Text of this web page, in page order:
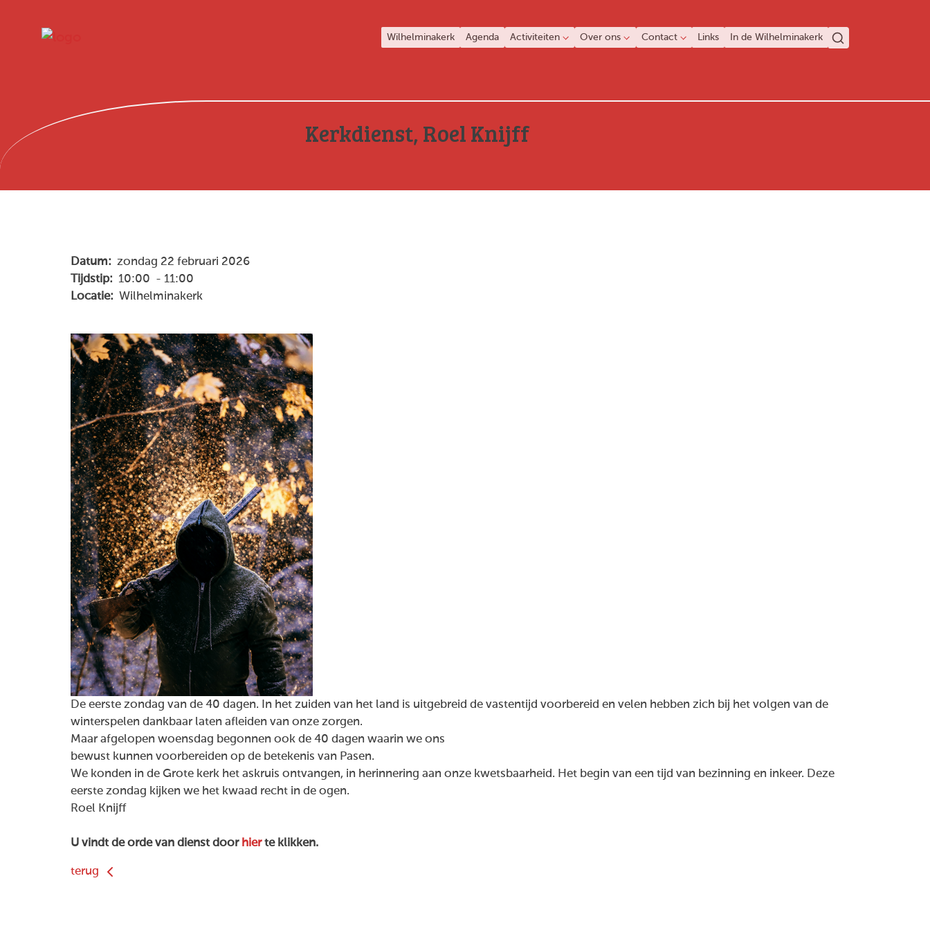
Wilhelminakerk Agenda Activiteiten Over ons Contact Links In de Wilhelminakerk
Kerkdienst, Roel Knijff
Datum: zondag 22 februari 2026
Tijdstip: 10:00 - 11:00
Locatie: Wilhelminakerk
De eerste zondag van de 40 dagen. In het zuiden van het land is uitgebreid de vastentijd voorbereid en velen hebben zich bij het volgen van de
winterspelen dankbaar laten afleiden van onze zorgen.
Maar afgelopen woensdag begonnen ook de 40 dagen waarin we ons
bewust kunnen voorbereiden op de betekenis van Pasen.
We konden in de Grote kerk het askruis ontvangen, in herinnering aan onze kwetsbaarheid. Het begin van een tijd van bezinning en inkeer. Deze
eerste zondag kijken we het kwaad recht in de ogen.
Roel Knijff
U vindt de orde van dienst door hierte klikken.
terug